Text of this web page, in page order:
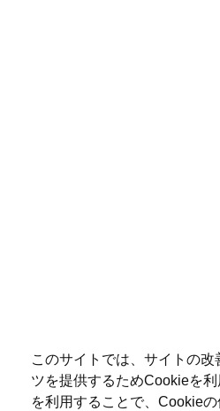
このサイトでは、サイトの改
ツを提供するためCookieを
を利用することで、Cookie